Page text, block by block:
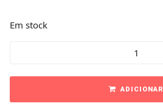
Em stock
ADICIONAR